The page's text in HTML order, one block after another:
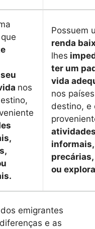
nos
Possuem
renda
lhes
ter um
vida
nos
destino, e
informais,
ou
emigrantes
e as